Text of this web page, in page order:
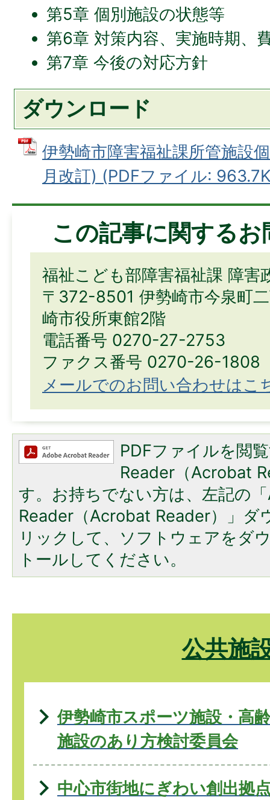
第5章 個別施設の状態等
第6章 対策内容、実施時期、
第7章 今後の対応方針
ダウンロード
伊勢崎市障害福祉課所管施設
月改訂) (PDFファイル:
この記事に関する
福祉こども部障害福祉課 障害
〒372-8501 伊勢崎市今泉町
崎市役所東館2階
電話番号 0270-27-2753
ファクス番号 0270-26-1808
メールでのお問い合わせはこ
PDFファイルを閲
Reader（Acrobat
す。お持ちでない方は、左記の
Reader（Acrobat Reader）」ダ
リックして、ソフトウェアをダ
トールしてください。
公共施
伊勢崎市スポーツ施設・高
施設のあり方検討委員会
中心市街地にぎわい創出拠